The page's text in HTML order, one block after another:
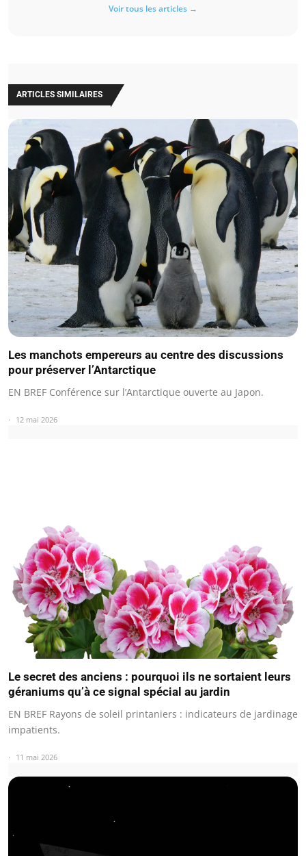
Voir tous les articles →
ARTICLES SIMILAIRES
Les manchots empereurs au centre des discussions
pour préserver l’Antarctique
EN BREF Conférence sur l’Antarctique ouverte au Japon.
12 mai 2026
Le secret des anciens : pourquoi ils ne sortaient leurs
géraniums qu’à ce signal spécial au jardin
EN BREF Rayons de soleil printaniers : indicateurs de jardinage
impatients.
11 mai 2026